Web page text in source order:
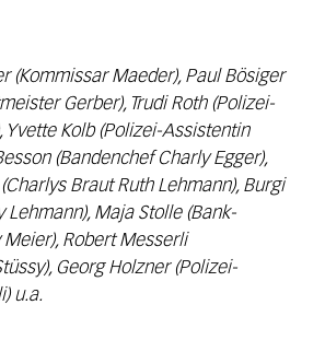
(Kommissar Maeder), Paul Bösiger
Gerber), Trudi Roth (Polizei-
Yvette Kolb (Polizei-Assistentin
(Bandenchef Charly Egger),
Braut Ruth Lehmann), Burgi
Lehmann), Maja Stolle (Bank-
Meier), Robert Messerli
Georg Holzner (Polizei-
u.a.